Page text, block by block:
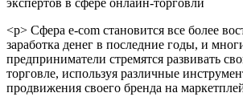
<p> Сфера e-com становится все более
заработка денег в последние годы, и
предприниматели стремятся развивать
торговле, используя различные
продвижения своего бренда на